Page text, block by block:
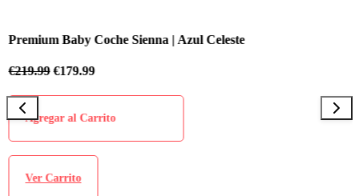
Premium Baby Coche Sienna | Azul Celeste
€219.99 €179.99
Agregar al Carrito
Ver Carrito